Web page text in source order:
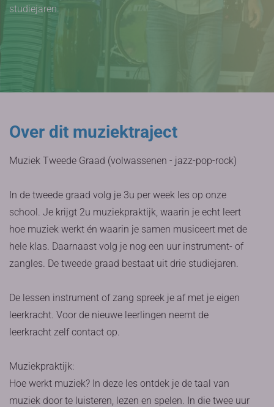
studiejaren.
Over dit muziektraject
Muziek Tweede Graad (volwassenen - jazz-pop-rock)
In de tweede graad volg je 3u per week les op onze
school. Je krijgt 2u muziekpraktijk, waarin je echt leert
hoe muziek werkt én waarin je samen musiceert met de
hele klas. Daarnaast volg je nog een uur instrument- of
zangles. De tweede graad bestaat uit drie studiejaren.
De lessen instrument of zang spreek je af met je eigen
leerkracht. Voor de nieuwe leerlingen neemt de
leerkracht zelf contact op.
Muziekpraktijk:
Hoe werkt muziek? In deze les ontdek je de taal van
muziek door te luisteren, lezen en spelen. In die twee uur